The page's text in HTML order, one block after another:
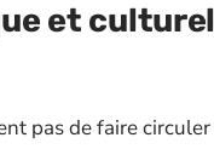
et
pas de faire